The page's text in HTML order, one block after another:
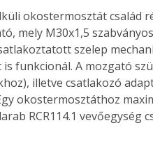
okostermosztát család
mely M30x1,5
szelep
funkcionál. A mozgató
illetve csatlakozó
okostermosztáthoz
RCR114.1 vevőegység